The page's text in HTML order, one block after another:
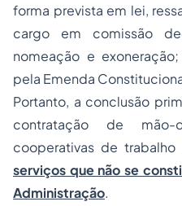
forma prevista em lei,
cargo em comissão
nomeação e
pela Emenda
Portanto, a conclusão
contratação de
cooperativas de trabalho
serviços que não se
Administração.